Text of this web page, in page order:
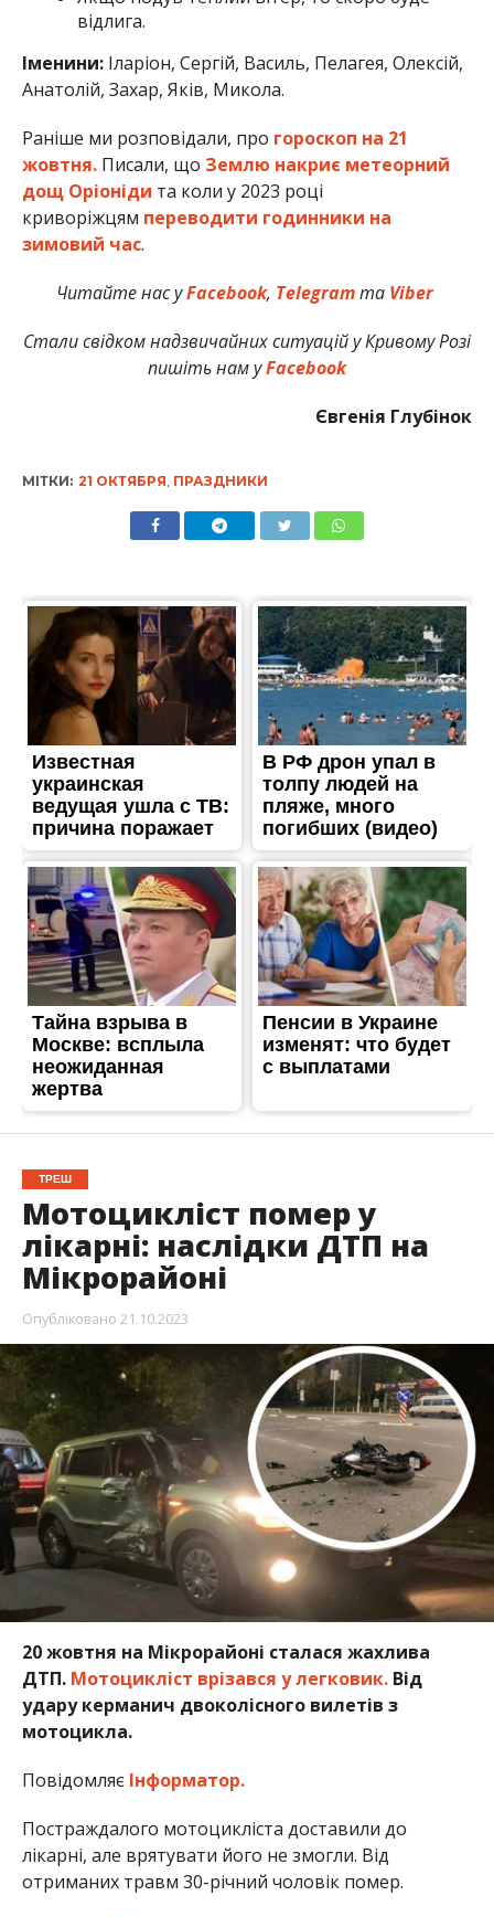
відлига.
Іменини:Іларіон, Сергій, Василь, Пелагея, Олексій,
Анатолій, Захар, Яків, Микола.
Раніше ми розповідали, про гороскоп на 21
жовтня.Писали, що Землю накриє метеорний
дощ Оріоніди та коли у 2023 році
криворіжцям переводити годинники на
зимовий час.
Читайте нас уFacebook, Telegramта Viber
Стали свідком надзвичайних ситуацій у Кривому Розі
пишіть нам уFacebook
Євгенія Глубінок
МІТКИ: 21 ОКТЯБРЯ ПРАЗДНИКИ
ТРЕШ
Мотоцикліст помер у
лікарні: наслідки ДТП на
Мікрорайоні
Опубліковано 21.10.2023
20 жовтня на Мікрорайоні сталася жахлива
ДТП. Мотоцикліст врізався у легковик. Від
удару керманич двоколісного вилетів з
мотоцикла.
Повідомляє Інформатор.
Постраждалого мотоцикліста доставили до
лікарні, але врятувати його не змогли. Від
отриманих травм 30-річний чоловік помер.